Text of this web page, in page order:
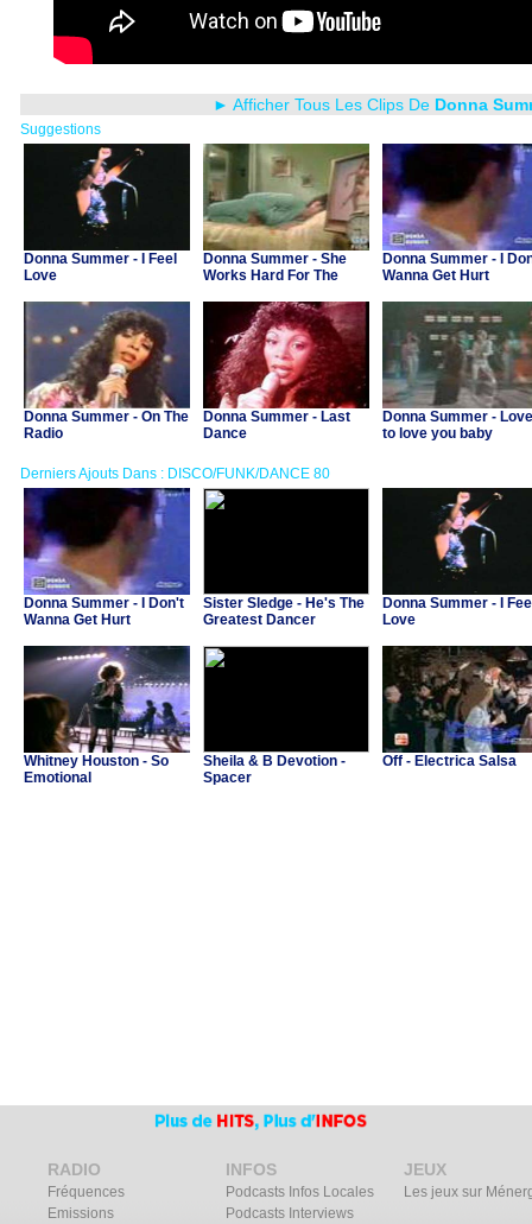
► Afficher Tous Les Clips De Donna
Suggestions
Donna Summer - I Feel
Love
Donna Summer - She
Works Hard For The
Donna Summer - I
Wanna Get Hurt
Donna Summer - On The
Radio
Donna Summer - Last
Dance
Donna Summer - Love
to love you baby
Derniers Ajouts Dans : DISCO/FUNK/DANCE 80
Donna Summer - I Don't
Wanna Get Hurt
Sister Sledge - He's The
Greatest Dancer
Donna Summer - I
Love
Whitney Houston - So
Emotional
Sheila & B Devotion -
Spacer
Off - Electrica Salsa
RADIO
Fréquences
Emissions
INFOS
Podcasts Infos Locales
Podcasts Interviews
JEUX
Les jeux sur